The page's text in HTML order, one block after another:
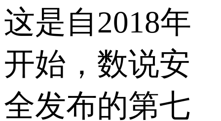
这是自2018年
开始，数说安
全发布的第七